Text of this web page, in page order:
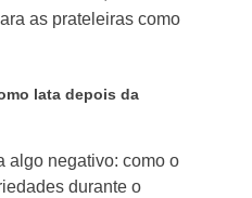
as prateleiras como
lata depois da
algo negativo: como o
durante o